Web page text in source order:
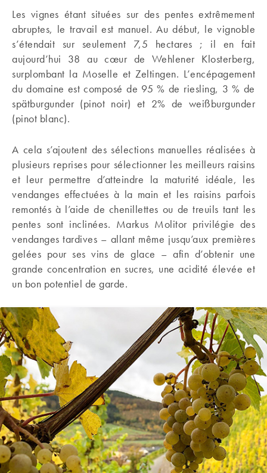
Les vignes étant situées sur des pentes extrêmement
abruptes, le travail est manuel. Au début, le vignoble
s’étendait sur seulement 7,5 hectares ; il en fait
aujourd’hui 38 au cœur de Wehlener Klosterberg,
surplombant la Moselle et Zeltingen. L’encépagement
du domaine est composé de 95 % de riesling, 3 % de
spätburgunder (pinot noir) et 2% de weißburgunder
(pinot blanc).
A cela s’ajoutent des sélections manuelles réalisées à
plusieurs reprises pour sélectionner les meilleurs raisins
et leur permettre d’atteindre la maturité idéale, les
vendanges effectuées à la main et les raisins parfois
remontés à l’aide de chenillettes ou de treuils tant les
pentes sont inclinées. Markus Molitor privilégie des
vendanges tardives – allant même jusqu’aux premières
gelées pour ses vins de glace – afin d’obtenir une
grande concentration en sucres, une acidité élevée et
un bon potentiel de garde.